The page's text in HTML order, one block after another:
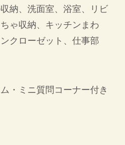
納、洗面室、浴室、リビ
ゃ収納、キッチンまわ
クローゼット、仕事部
・ミニ質問コーナー付き